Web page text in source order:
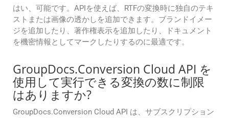
はい、可能です。APIを使えば、RTFの変換時に独自のテキ
ストまたは画像の透かしを追加できます。ブランドイメー
ジを追加したり、著作権表示を追加したり、ドキュメント
を機密情報としてマークしたりするのに最適です。
GroupDocs.Conversion Cloud API を
使用して実行できる変換の数に制限
はありますか?
GroupDocs.Conversion Cloud API は、サブスクリプション